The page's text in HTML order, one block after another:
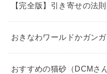
【完全版】引き寄せの法則
おきなわワールドかガン
おすすめの猫砂（DCMさん